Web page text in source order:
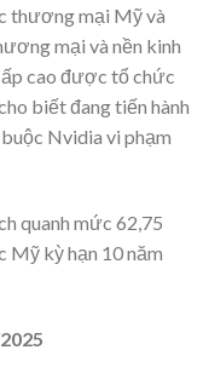
thương mại Mỹ và
mại và nền kinh
cao được tổ chức
biết đang tiến hành
Nvidia vi phạm
quanh mức 62,75
Mỹ kỳ hạn 10 năm